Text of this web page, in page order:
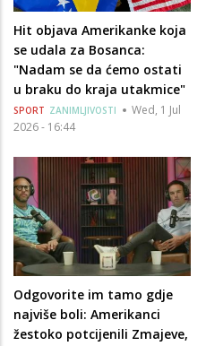
Hit objava Amerikanke koja
se udala za Bosanca:
"Nadam se da ćemo ostati
u braku do kraja utakmice"
SPORT ZANIMLJIVOSTI
Wed, 1 Jul
2026 - 16:44
Odgovorite im tamo gdje
najviše boli: Amerikanci
žestoko potcijenili Zmajeve,